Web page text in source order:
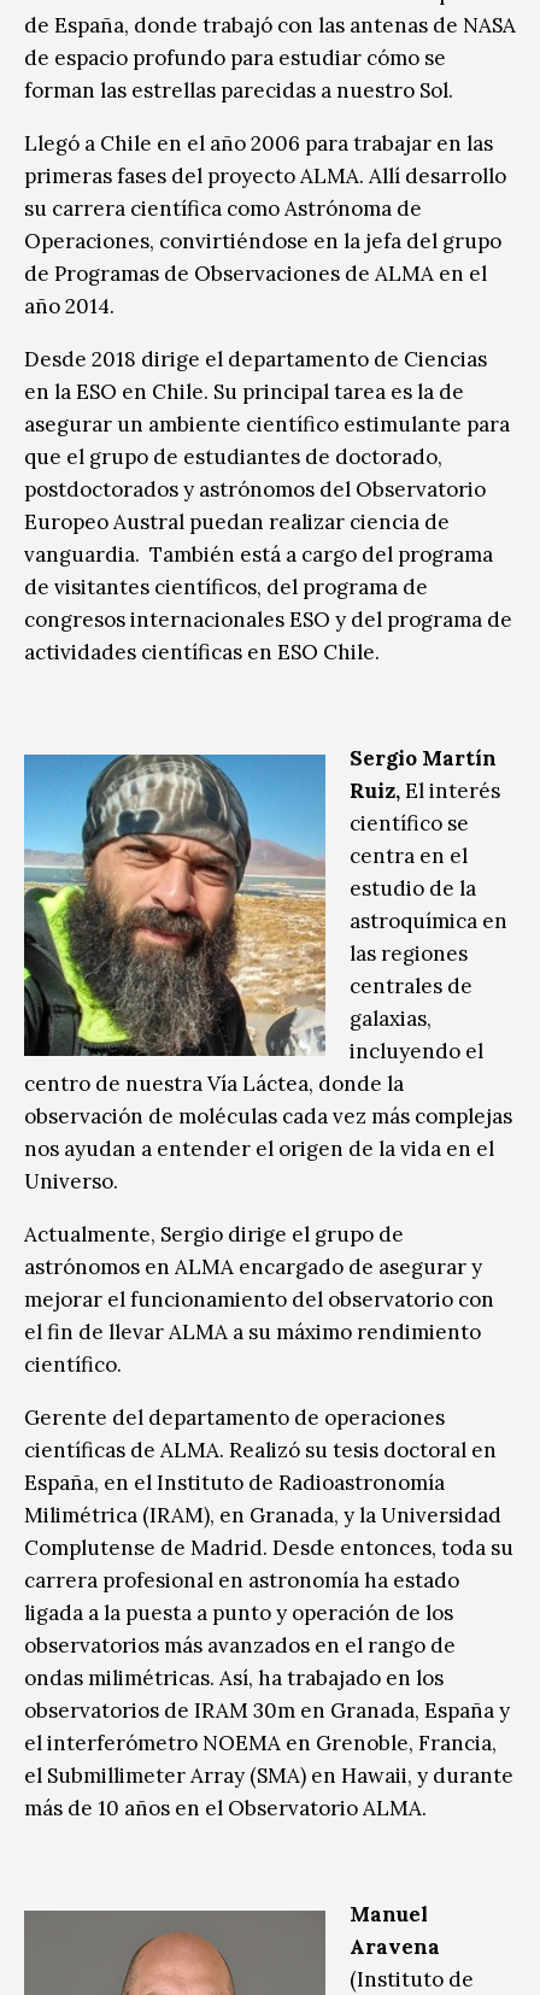
de España, donde trabajó con las antenas de NASA
de espacio profundo para estudiar cómo se
forman las estrellas parecidas a nuestro Sol.
Llegó a Chile en el año 2006 para trabajar en las
primeras fases del proyecto ALMA. Allí desarrollo
su carrera científica como Astrónoma de
Operaciones, convirtiéndose en la jefa del grupo
de Programas de Observaciones de ALMA en el
año 2014.
Desde 2018 dirige el departamento de Ciencias
en la ESO en Chile. Su principal tarea es la de
asegurar un ambiente científico estimulante para
que el grupo de estudiantes de doctorado,
postdoctorados y astrónomos del Observatorio
Europeo Austral puedan realizar ciencia de
vanguardia. También está a cargo del programa
de visitantes científicos, del programa de
congresos internacionales ESO y del programa de
actividades científicas en ESO Chile.
Sergio Martín
Ruiz,El interés
científico se
centra en el
estudio de la
astroquímica en
las regiones
centrales de
galaxias,
incluyendo el
centro de nuestra Vía Láctea, donde la
observación de moléculas cada vez más complejas
nos ayudan a entender el origen de la vida en el
Universo.
Actualmente, Sergio dirige el grupo de
astrónomos en ALMA encargado de asegurar y
mejorar el funcionamiento del observatorio con
el fin de llevar ALMA a su máximo rendimiento
científico.
Gerente del departamento de operaciones
científicas de ALMA. Realizó su tesis doctoral en
España, en el Instituto de Radioastronomía
Milimétrica (IRAM), en Granada, y la Universidad
Complutense de Madrid. Desde entonces, toda su
carrera profesional en astronomía ha estado
ligada a la puesta a punto y operación de los
observatorios más avanzados en el rango de
ondas milimétricas. Así, ha trabajado en los
observatorios de IRAM 30m en Granada, España y
el interferómetro NOEMA en Grenoble, Francia,
el Submillimeter Array (SMA) en Hawaii, y durante
más de 10 años en el Observatorio ALMA.
Manuel
Aravena
(Instituto de